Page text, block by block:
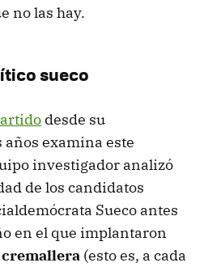
no las hay.
sueco
desde su
examina este
investigador analizó
de los candidatos
Sueco antes
en el que implantaron
(esto es, a cada